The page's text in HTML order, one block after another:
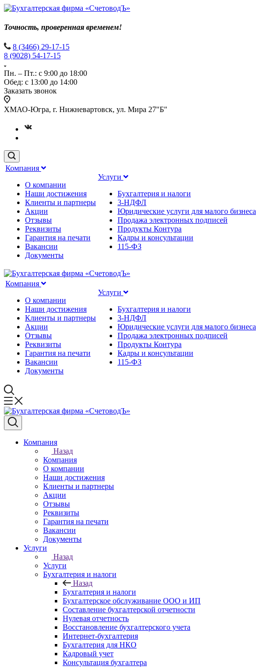
Точность, проверенная временем!
8 (3466) 29-17-15
8 (9028) 54-17-15
Пн. – Пт.: с 9:00 до 18:00
Обед: с 13:00 до 14:00
Заказать звонок
ХМАО-Югра, г. Нижневартовск, ул. Мира 27"Б"
Компания
О компании
Наши достижения
Клиенты и партнеры
Акции
Отзывы
Реквизиты
Гарантия на печати
Вакансии
Документы
Услуги
Бухгалтерия и налоги
3-НДФЛ
Юридические услуги для малого бизнеса
Продажа электронных подписей
Продукты Контура
Кадры и консультации
115-ФЗ
Компания
О компании
Наши достижения
Клиенты и партнеры
Акции
Отзывы
Реквизиты
Гарантия на печати
Вакансии
Документы
Услуги
Бухгалтерия и налоги
3-НДФЛ
Юридические услуги для малого бизнеса
Продажа электронных подписей
Продукты Контура
Кадры и консультации
115-ФЗ
Компания
Назад
Компания
О компании
Наши достижения
Клиенты и партнеры
Акции
Отзывы
Реквизиты
Гарантия на печати
Вакансии
Документы
Услуги
Назад
Услуги
Бухгалтерия и налоги
Назад
Бухгалтерия и налоги
Бухгалтерское обслуживание ООО и ИП
Составление бухгалтерской отчетности
Нулевая отчетность
Восстановление бухгалтерского учета
Интернет-бухгалтерия
Бухгалтерия для НКО
Кадровый учет
Консультация бухгалтера